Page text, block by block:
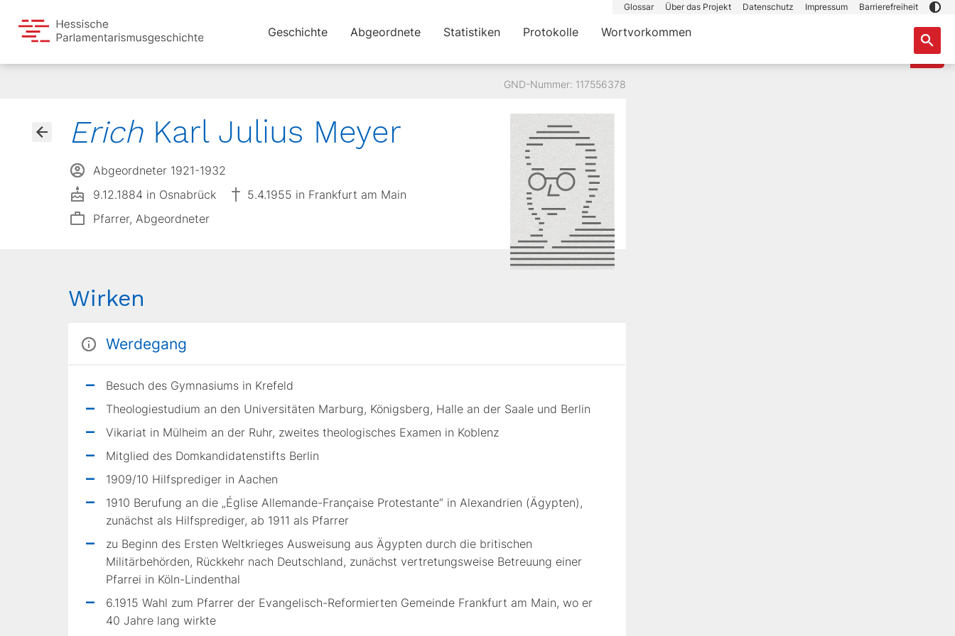
Glossar Über das Projekt Datenschutz Impressum Barrierefreiheit
Geschichte Abgeordnete Statistiken Protokolle Wortvorkommen
GND-Nummer: 117556378
ErichKarl Julius Meyer
Abgeordneter 1921-1932
9.12.1884 in Osnabrück
5.4.1955 in Frankfurt am Main
Pfarrer, Abgeordneter
Wirken
Werdegang
Besuch des Gymnasiums in Krefeld
Theologiestudium an den Universitäten Marburg, Königsberg, Halle an der Saale und Berlin
Vikariat in Mülheim an der Ruhr, zweites theologisches Examen in Koblenz
Mitglied des Domkandidatenstifts Berlin
1909/10 Hilfsprediger in Aachen
1910 Berufung an die „Église Allemande-Française Protestante“ in Alexandrien (Ägypten),
zunächst als Hilfsprediger, ab 1911 als Pfarrer
zu Beginn des Ersten Weltkrieges Ausweisung aus Ägypten durch die britischen
Militärbehörden, Rückkehr nach Deutschland, zunächst vertretungsweise Betreuung einer
Pfarrei in Köln-Lindenthal
6.1915 Wahl zum Pfarrer der Evangelisch-Reformierten Gemeinde Frankfurt am Main, wo er
40 Jahre lang wirkte